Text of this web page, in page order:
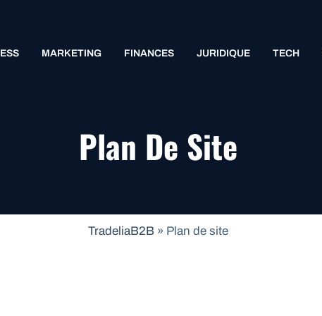
MARKETING FINANCES JURIDIQUE TECH
Plan De Site
TradeliaB2B » Plan de site